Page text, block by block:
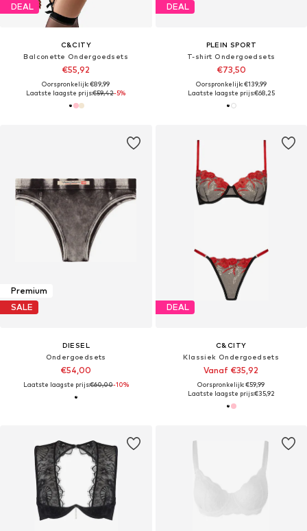
DEAL
C&CITY
Balconette Ondergoedsets
€55,92
Oorspronkelijk: €89,99
Laatste laagste prijs:€59,42-5%
DEAL
PLEIN SPORT
T-shirt Ondergoedsets
€73,50
Oorspronkelijk: €139,99
Laatste laagste prijs:€68,25
Premium
SALE
DIESEL
Ondergoedsets
€54,00
Laatste laagste prijs:€60,00-10%
DEAL
C&CITY
Klassiek Ondergoedsets
Vanaf €35,92
Oorspronkelijk: €59,99
Laatste laagste prijs:€35,92